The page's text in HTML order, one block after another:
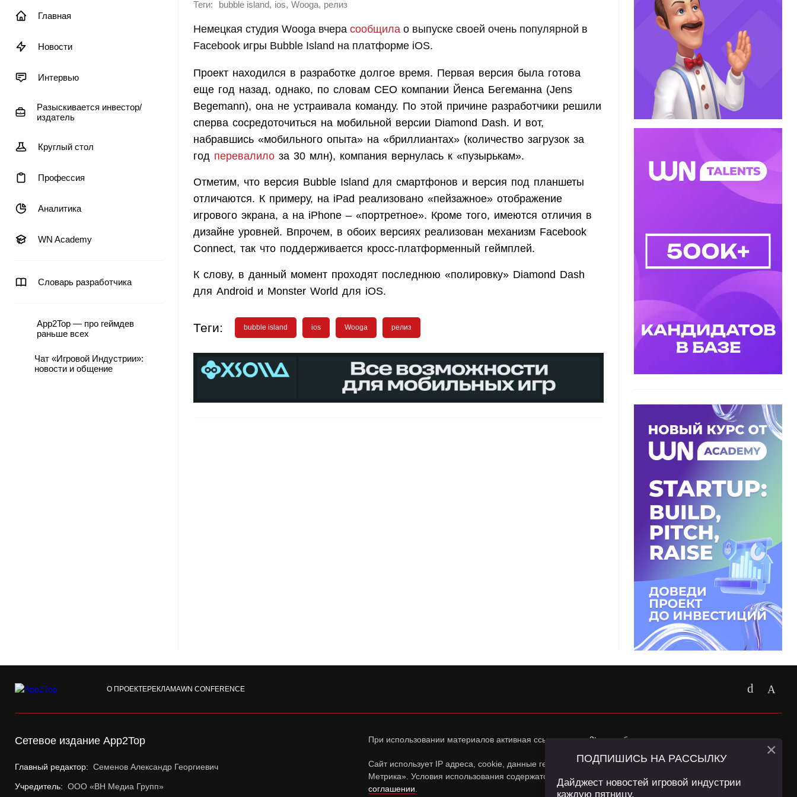
Главная
Новости
Интервью
Разыскивается инвестор/
издатель
Круглый стол
Профессия
Аналитика
WN Academy
Словарь разработчика
App2Top — про геймдев
раньше всех
Чат «Игровой Индустрии»:
новости и общение
Теги: bubble island, ios, Wooga, релиз
Немецкая студия Wooga вчера сообщила о выпуске своей очень популярной в
Facebook игры Bubble Island на платформе iOS.
Проект находился в разработке долгое время. Первая версия была готова
еще год назад, однако, по словам CEO компании Йенса Бегеманна (Jens
Begemann), она не устраивала команду. По этой причине разработчики решили
сперва сосредоточиться на мобильной версии Diamond Dash. И вот,
набравшись «мобильного опыта» на «бриллиантах» (количество загрузок за
год перевалило за 30 млн), компания вернулась к «пузырькам».
Отметим, что версия Bubble Island для смартфонов и версия под планшеты
отличаются. К примеру, на iPad реализовано «пейзажное» отображение
игрового экрана, а на iPhone – «портретное». Кроме того, имеются отличия в
дизайне уровней. Впрочем, в обоих версиях реализован механизм Facebook
Connect, так что поддерживается кросс-платформенный геймплей.
К слову, в данный момент проходят последнюю «полировку» Diamond Dash
для Android и Monster World для iOS.
Теги: bubble island ios Wooga релиз
О ПРОЕКТЕРЕКЛАМАWN CONFERENCE
Сетевое издание App2Top
Главный редактор: Семенов Александр Георгиевич
Учредитель: ООО «ВН Медиа Групп»
При использовании материалов активная ссылка наapp2top.ruобязательна.
Сайт использует IP адреса, cookie, данные геолокации Пользователей сайта и сервис «Яндекс
Метрика». Условия использования содержатся в
Политике конфиденциальностии
соглашении
ПОДПИШИСЬ НА РАССЫЛКУ
Дайджест новостей игровой индустрии
каждую пятницу.
×